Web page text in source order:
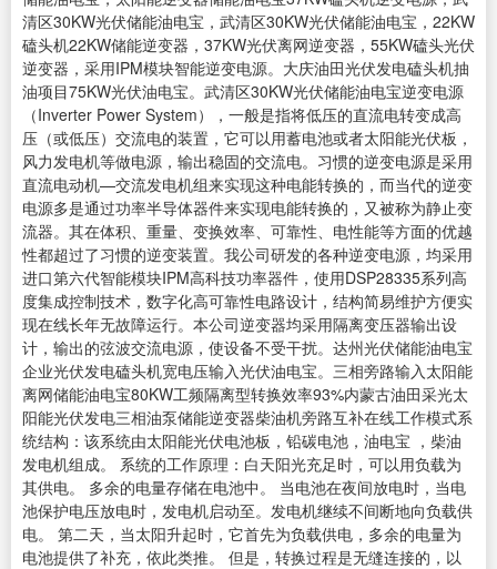
清区30KW光伏储能油电宝，武清区30KW光伏储能油电宝，22KW
磕头机22KW储能逆变器，37KW光伏离网逆变器，55KW磕头光伏
逆变器，采用IPM模块智能逆变电源。大庆油田光伏发电磕头机抽
油项目75KW光伏油电宝。武清区30KW光伏储能油电宝逆变电源
（Inverter Power System），一般是指将低压的直流电转变成高
压（或低压）交流电的装置，它可以用蓄电池或者太阳能光伏板，
风力发电机等做电源，输出稳固的交流电。习惯的逆变电源是采用
直流电动机—交流发电机组来实现这种电能转换的，而当代的逆变
电源多是通过功率半导体器件来实现电能转换的，又被称为静止变
流器。其在体积、重量、变换效率、可靠性、电性能等方面的优越
性都超过了习惯的逆变装置。我公司研发的各种逆变电源，均采用
进口第六代智能模块IPM高科技功率器件，使用DSP28335系列高
度集成控制技术，数字化高可靠性电路设计，结构简易维护方便实
现在线长年无故障运行。本公司逆变器均采用隔离变压器输出设
计，输出的弦波交流电源，使设备不受干扰。达州光伏储能油电宝
企业光伏发电磕头机宽电压输入光伏油电宝。三相旁路输入太阳能
离网储能油电宝80KW工频隔离型转换效率93%内蒙古油田采光太
阳能光伏发电三相油泵储能逆变器柴油机旁路互补在线工作模式系
统结构：该系统由太阳能光伏电池板，铅碳电池，油电宝 ，柴油
发电机组成。 系统的工作原理：白天阳光充足时，可以用负载为
其供电。 多余的电量存储在电池中。 当电池在夜间放电时，当电
池保护电压放电时，发电机启动至。发电机继续不间断地向负载供
电。 第二天，当太阳升起时，它首先为负载供电，多余的电量为
电池提供了补充，依此类推。 但是，转换过程是无缝连接的，以